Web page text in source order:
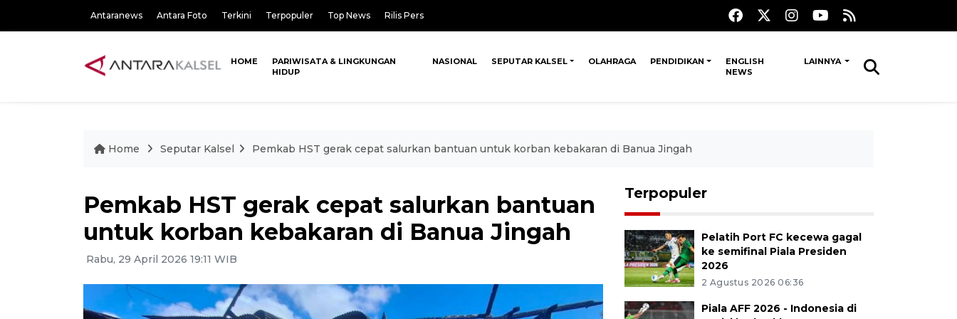
Antaranews Antara Foto Terkini Terpopuler Top News Rilis Pers
HOME
PARIWISATA & LINGKUNGAN
HIDUP
NASIONAL SEPUTAR KALSEL OLAHRAGA PENDIDIKAN
ENGLISH
NEWS
LAINNYA
Home Seputar Kalsel Pemkab HST gerak cepat salurkan bantuan untuk korban kebakaran di Banua Jingah
Pemkab HST gerak cepat salurkan bantuan
untuk korban kebakaran di Banua Jingah
Rabu, 29 April 2026 19:11 WIB
Terpopuler
Pelatih Port FC kecewa gagal
ke semifinal Piala Presiden
2026
2 Agustus 2026 06:36
Piala AFF 2026 - Indonesia di